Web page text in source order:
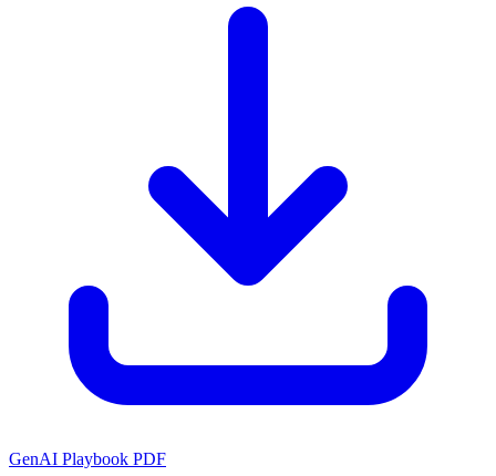
GenAI Playbook PDF